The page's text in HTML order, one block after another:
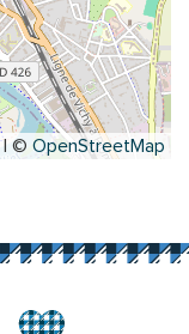
| © OpenStreetMap